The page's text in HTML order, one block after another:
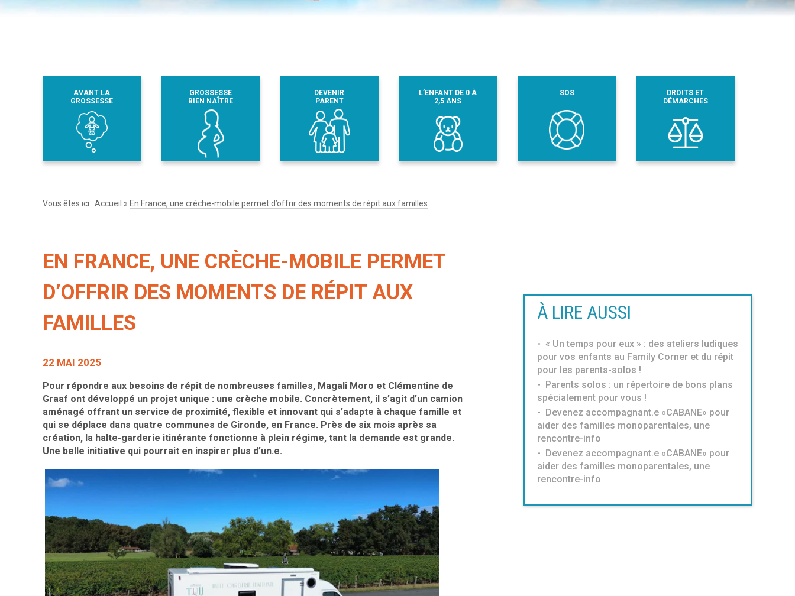
AVANT LA
GROSSESSE
GROSSESSE
BIEN NAÎTRE
DEVENIR
PARENT
L’ENFANT DE 0 À
2,5 ANS
SOS
DROITS ET
DÉMARCHES
Vous êtes ici : Accueil » En France, une crèche-mobile permet d’offrir des moments de répit aux familles
EN FRANCE, UNE CRÈCHE-MOBILE PERMET
D’OFFRIR DES MOMENTS DE RÉPIT AUX
FAMILLES
22 MAI 2025
Pour répondre aux besoins de répit de nombreuses familles, Magali Moro et Clémentine de
Graaf ont développé un projet unique : une crèche mobile. Concrètement, il s’agit d’un camion
aménagé offrant un service de proximité, flexible et innovant qui s’adapte à chaque famille et
qui se déplace dans quatre communes de Gironde, en France. Près de six mois après sa
création, la halte-garderie itinérante fonctionne à plein régime, tant la demande est grande.
Une belle initiative qui pourrait en inspirer plus d’un.e.
À LIRE AUSSI
« Un temps pour eux » : des ateliers ludiques
pour vos enfants au Family Corner et du répit
pour les parents-solos !
Parents solos : un répertoire de bons plans
spécialement pour vous !
Devenez accompagnant.e «CABANE» pour
aider des familles monoparentales, une
rencontre-info
Devenez accompagnant.e «CABANE» pour
aider des familles monoparentales, une
rencontre-info